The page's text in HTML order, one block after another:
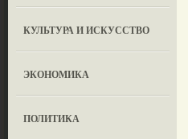
КУЛЬТУРА И ИСКУССТВО
ЭКОНОМИКА
ПОЛИТИКА